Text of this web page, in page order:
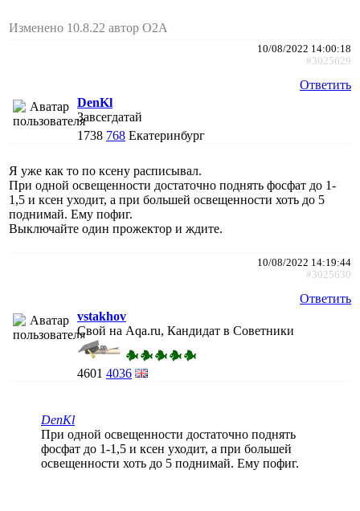
Изменено 10.8.22 автор O2A
10/08/2022 14:00:18
#3025629
Ответить
DenKl
Завсегдатай
1738 768 Екатеринбург
Я уже как то по ксену расписывал.
При одной освещенности достаточно поднять фосфат до 1-
1,5 и ксен уходит, а при большей освещенности хоть до 5
поднимай. Ему пофиг.
Выключайте один прожектор и ждите.
10/08/2022 14:19:44
#3025630
Ответить
vstakhov
Свой на Aqa.ru, Кандидат в Советники
4601 4036
DenKl
При одной освещенности достаточно поднять
фосфат до 1-1,5 и ксен уходит, а при большей
освещенности хоть до 5 поднимай. Ему пофиг.